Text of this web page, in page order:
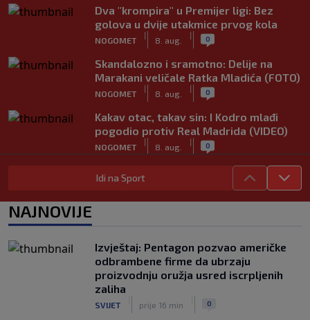
Dva "krompira" u Premijer ligi: Bez
golova u dvije utakmice prvog kola
NOGOMET
|
8. aug.
| 0
Skandalozno i sramotno: Delije na
Marakani veličale Ratka Mladića (FOTO)
NOGOMET
|
8. aug.
| 0
Kakav otac, takav sin: I Kodro mlađi
pogodio protiv Real Madrida (VIDEO)
NOGOMET
|
8. aug.
| 0
Sudija dosjetljivim komentarom
nasmijao publiku nakon žalbe tenisera
nasrnuo na gostujuće fudbalere
(VIDEO)
NOGOMET
|
8. aug.
| 0
Idi na Sport
NAJNOVIJE
Izvještaj: Pentagon pozvao američke
odbrambene firme da ubrzaju
proizvodnju oružja usred iscrpljenih
zaliha
SVIJET prije 16 min 0